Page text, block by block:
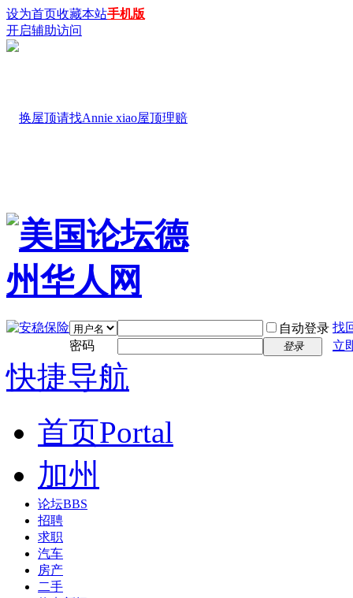
设为首页收藏本站手机版
开启辅助访问
自动登录 找
密码
登录 立
快捷导航
首页Portal
加州
论坛BBS
招聘
求职
汽车
房产
二手